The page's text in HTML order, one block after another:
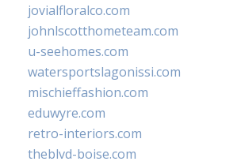
jovialfloralco.com
johnlscotthometeam.com
u-seehomes.com
watersportslagonissi.com
mischieffashion.com
eduwyre.com
retro-interiors.com
theblvd-boise.com